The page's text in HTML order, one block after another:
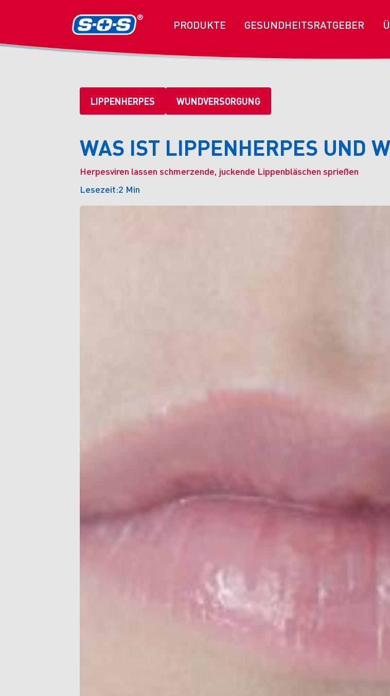
PRODUKTE GESUNDHEITSRATGEBER
LIPPENHERPES WUNDVERSORGUNG
WAS IST LIPPENHERPES UND
Herpesviren lassen schmerzende, juckende Lippenbläschen sprießen
Lesezeit:2 Min